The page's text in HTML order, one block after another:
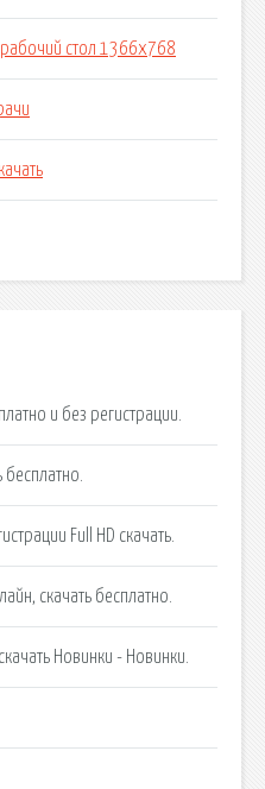
рабочий стол 1366х768
и без регистрации.
бесплатно.
Full HD скачать.
скачать бесплатно.
Новинки - Новинки.